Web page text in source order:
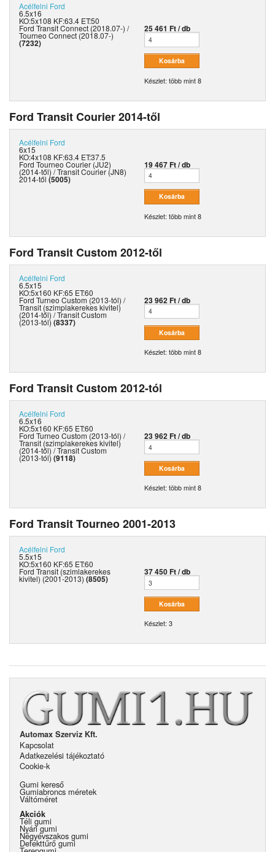
Acélfelni Ford
6.5x16
KO:5x108 KF:63.4 ET:50
Ford Transit Connect (2018.07-) /
Tourneo Connect (2018.07-)
(7232)
25 461 Ft / db
Készlet: több mint 8
Ford Transit Courier 2014-től
Acélfelni Ford
6x15
KO:4x108 KF:63.4 ET:37.5
Ford Tourneo Courier (JU2)
(2014-től) / Transit Courier (JN8)
2014-től (5005)
19 467 Ft / db
Készlet: több mint 8
Ford Transit Custom 2012-től
Acélfelni Ford
6.5x15
KO:5x160 KF:65 ET:60
Ford Turneo Custom (2013-tól) /
Transit (szimplakerekes kivitel)
(2014-től) / Transit Custom
(2013-tól) (8337)
23 962 Ft / db
Készlet: több mint 8
Ford Transit Custom 2012-tól
Acélfelni Ford
6.5x16
KO:5x160 KF:65 ET:60
Ford Turneo Custom (2013-tól) /
Transit (szimplakerekes kivitel)
(2014-től) / Transit Custom
(2013-tól) (9118)
23 962 Ft / db
Készlet: több mint 8
Ford Transit Tourneo 2001-2013
Acélfelni Ford
5.5x15
KO:5x160 KF:65 ET:60
Ford Transit (szimlakerekes
kivitel) (2001-2013) (8505)
37 450 Ft / db
Készlet: 3
Automax Szerviz Kft.
Kapcsolat
Adatkezelési tájékoztató
Cookie-k
Gumi kereső
Gumiabroncs méretek
Váltóméret
Akciók
Téli gumi
Nyári gumi
Négyévszakos gumi
Defekttűrő gumi